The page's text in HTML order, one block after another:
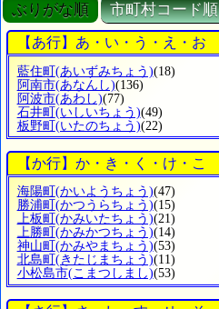
ぶりがな順 市町村コード順
【あ行】あ・い・う・え・お
藍住町(あいずみちょう)(18)
阿南市(あなんし)(136)
阿波市(あわし)(77)
石井町(いしいちょう)(49)
板野町(いたのちょう)(22)
【か行】か・き・く・け・こ
海陽町 (かいようちょう)(47)
勝浦町 (かつうらちょう)(15)
上板町 (かみいたちょう)(21)
上勝町 (かみかつちょう)(14)
神山町 (かみやまちょう)(53)
北島町 (きたじまちょう)(11)
小松島市(こまつしまし)(53)